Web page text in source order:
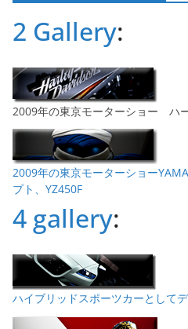
2 Gallery:
2009年の東京モーターショー ハ
2009年の東京モーターショー
プト、YZ450F
4 gallery:
ハイブリッドスポーツカーとして